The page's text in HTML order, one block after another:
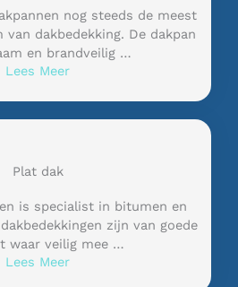
nog steeds de meest
dakbedekking. De dakpan
en brandveilig …
Lees Meer
Plat dak
is specialist in bitumen en
zijn van goede
waar veilig mee …
Lees Meer